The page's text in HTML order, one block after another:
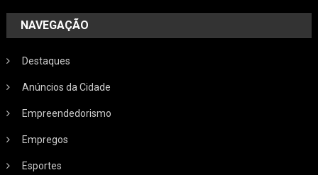
NAVEGAÇÃO
Destaques
Anúncios da Cidade
Empreendedorismo
Empregos
Esportes